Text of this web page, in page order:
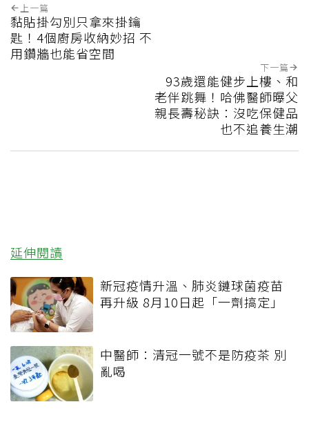
上一篇
黏貼掛勾別只拿來掛鑰
匙！4個廚房收納妙招 不
用鑽牆也能省空間
下一篇
93歲還能健步上樓、和
老伴跳舞！哈佛醫師曝父
親長壽秘訣：沒吃保健品
也不追養生潮
延伸閱讀
新冠疫情升溫、肺炎鏈球菌疫苗
再升級 8月10日起「一劑搞定」
中醫師：清冠一號不是防疫茶 別
亂喝